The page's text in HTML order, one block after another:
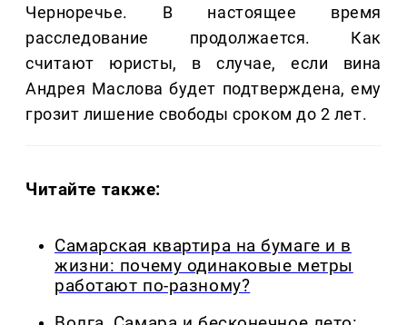
Черноречье. В настоящее время
расследование продолжается. Как
считают юристы, в случае, если вина
Андрея Маслова будет подтверждена, ему
грозит лишение свободы сроком до 2 лет.
Читайте также:
Самарская квартира на бумаге и в
жизни: почему одинаковые метры
работают по-разному?